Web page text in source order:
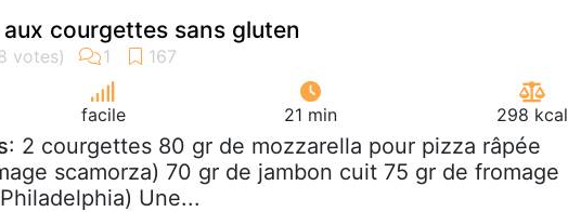
courgettes sans gluten
facile 21 min 298 kcal
: 2 courgettes 80 gr de mozzarella pour pizza râpée
scamorza) 70 gr de jambon cuit 75 gr de fromage
Une...